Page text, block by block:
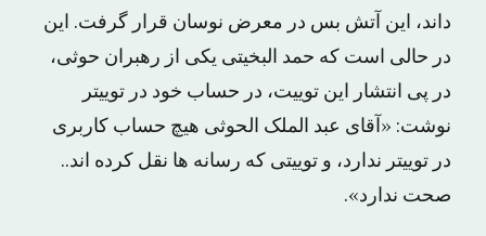
داند، این آتش بس در معرض نوسان قرار گرفت. این
در حالی است که حمد البخیتی یکی از رهبران حوثی،
در پی انتشار این توییت، در حساب خود در توییتر
نوشت: «آقای عبد الملک الحوثی هیچ حساب کاربری
در توییتر ندارد، و توییتی که رسانه ها نقل کرده اند..
صحت ندارد».